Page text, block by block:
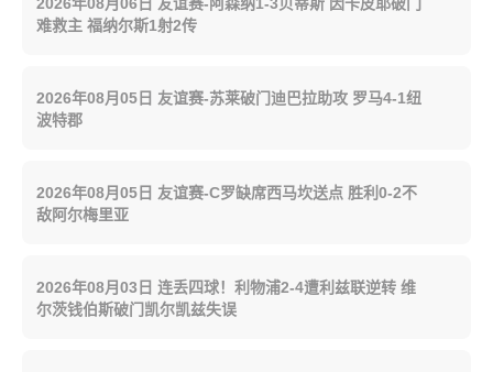
2026年08月06日 友谊赛-阿森纳1-3贝蒂斯 因卡皮耶破门
难救主 福纳尔斯1射2传
2026年08月05日 友谊赛-苏莱破门迪巴拉助攻 罗马4-1纽
波特郡
2026年08月05日 友谊赛-C罗缺席西马坎送点 胜利0-2不
敌阿尔梅里亚
2026年08月03日 连丢四球！利物浦2-4遭利兹联逆转 维
尔茨钱伯斯破门凯尔凯兹失误